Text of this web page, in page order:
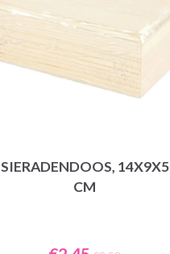
SIERADENDOOS, 14X9X5
CM